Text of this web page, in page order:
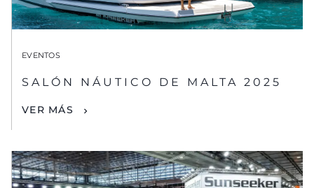
EVENTOS
SALÓN NÁUTICO DE MALTA 2025
VER MÁS